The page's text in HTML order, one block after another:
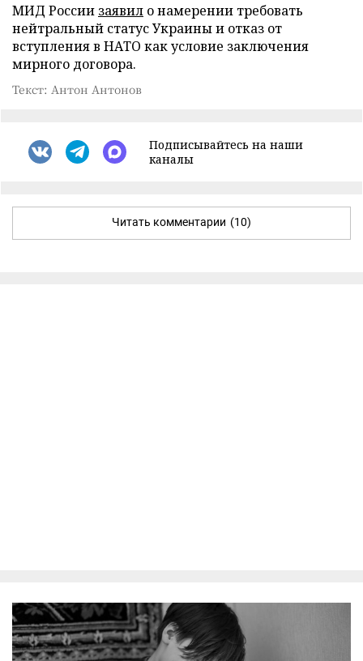
МИД России заявил о намерении требовать
нейтральный статус Украины и отказ от
вступления в НАТО как условие заключения
мирного договора.
Текст: Антон Антонов
Подписывайтесь на наши
каналы
Читать комментарии (10)